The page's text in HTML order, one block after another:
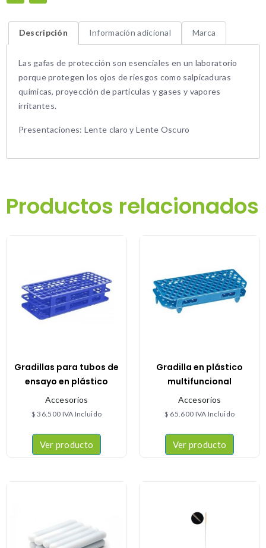
Descripción Información adicional Marca
Las gafas de protección son esenciales en un laboratorio
porque protegen los ojos de riesgos como salpicaduras
químicas, proyección de partículas y gases y vapores
irritantes.
Presentaciones: Lente claro y Lente Oscuro
Productos relacionados
Gradillas para tubos de
ensayo en plástico
Accesorios
$ 36.500 IVA Incluido
Ver producto
Gradilla en plástico
multifuncional
Accesorios
$ 65.600 IVA Incluido
Ver producto